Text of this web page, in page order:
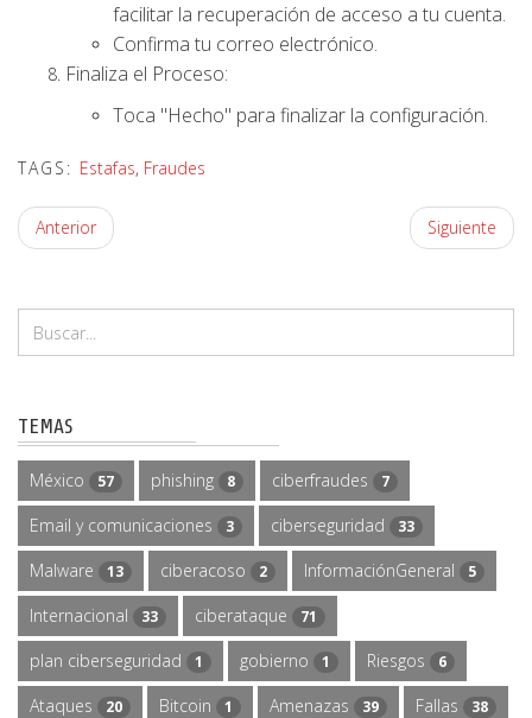
facilitar la recuperación de acceso a tu cuenta.
Confirma tu correo electrónico.
Finaliza el Proceso:
Toca "Hecho" para finalizar la configuración.
TAGS: Estafas, Fraudes
Anterior Siguiente
TEMAS
México 57 phishing 8 ciberfraudes 7
Email y comunicaciones 3 ciberseguridad 33
Malware 13 ciberacoso 2 InformaciónGeneral 5
Internacional 33 ciberataque 71
plan ciberseguridad 1 gobierno 1 Riesgos 6
Ataques 20 Bitcoin 1 Amenazas 39 Fallas 38